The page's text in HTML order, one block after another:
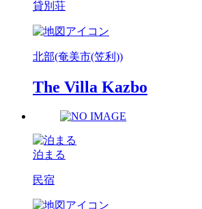
貸別荘
北部(奄美市(笠利))
The Villa Kazbo
泊まる
民宿